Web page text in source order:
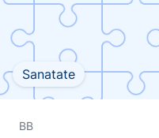
Sanatate
BB